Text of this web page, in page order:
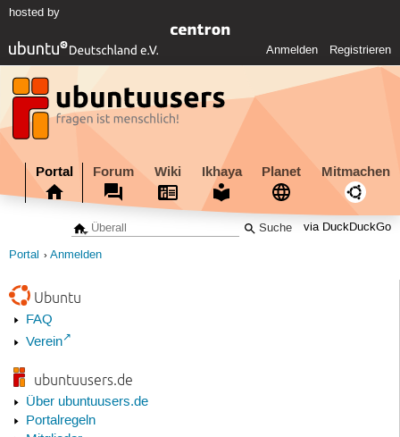
hosted by
Anmelden Registrieren
Portal Forum Wiki Ikhaya Planet Mitmachen
via DuckDuckGo
Portal Anmelden
Ubuntu
FAQ
Verein
ubuntuusers.de
Über ubuntuusers.de
Portalregeln